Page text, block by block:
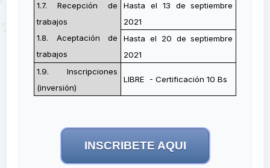
1.7. Recepción de
trabajos
Hasta el 13 de septiembre
2021
1.8. Aceptación de
trabajos
Hasta el 20 de septiembre
2021
1.9. Inscripciones
(inversión)
LIBRE - Certificación 10 Bs
INSCRIBETE AQUI